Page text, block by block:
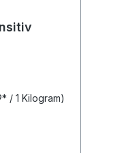
/ 1 Kilogram)